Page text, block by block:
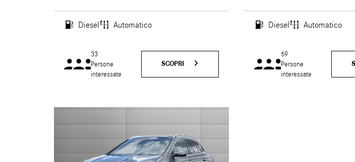
Diesel Automatico
33
Persone
interessate
SCOPRI
Diesel Automatico
59
Persone
interessate